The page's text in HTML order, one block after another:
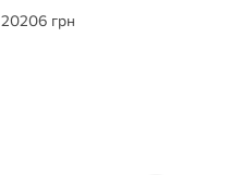
20206 грн